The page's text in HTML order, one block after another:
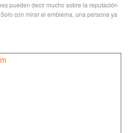
pueden decir mucho sobre la reputación
con mirar el emblema, una persona ya